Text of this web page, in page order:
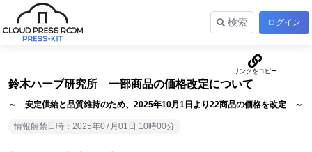
検索 ログイン
鈴木ハーブ研究所 一部商品の価格改定について
～ 安定供給と品質維持のため、2025年10月1日より22商品の価格を改定 ～
情報解禁日時：2025年07月01日 10時00分